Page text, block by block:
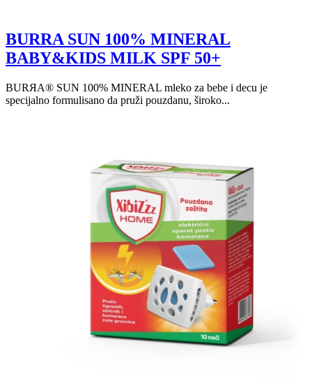
BURRA SUN 100% MINERAL
BABY&KIDS MILK SPF 50+
BURЯA® SUN 100% MINERAL mleko za bebe i decu je
specijalno formulisano da pruži pouzdanu, široko...